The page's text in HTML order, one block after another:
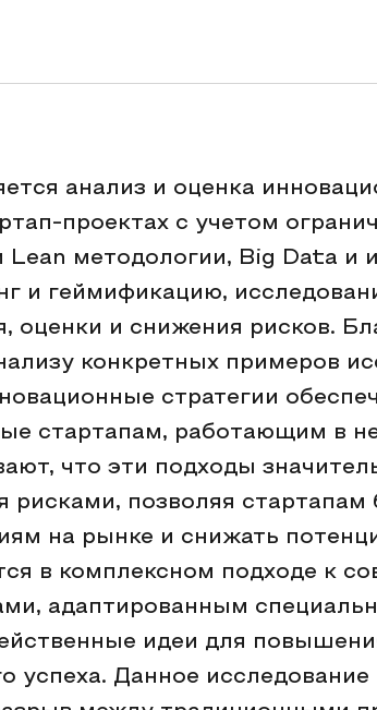
анализ и оценка
проектах с учетом
Lean методологии, Big Data и
и геймификацию,
оценки и снижения рисков.
конкретных примеров
стратегии
стартапам, работающим в
что эти подходы
рисками, позволяя стартапам
на рынке и снижать
в комплексном подходе к
адаптированным
идеи для
успеха. Данное исследование